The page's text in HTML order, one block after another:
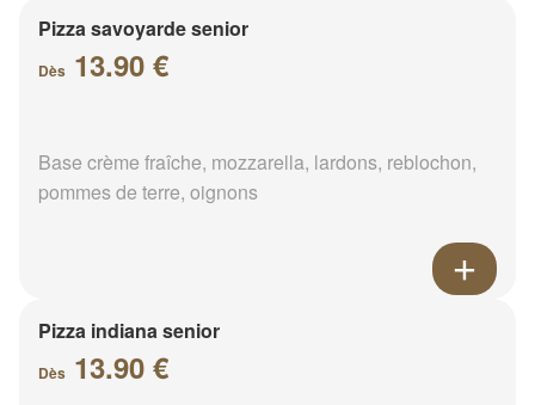
Pizza savoyarde senior
Dès 13.90 €
Base crème fraîche, mozzarella, lardons, reblochon,
pommes de terre, oignons
Pizza indiana senior
Dès 13.90 €